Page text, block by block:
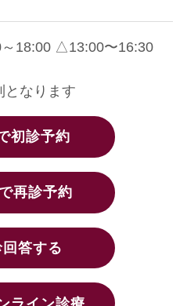
18:00 △13:00〜16:30
となります
初診予約
再診予約
回答する